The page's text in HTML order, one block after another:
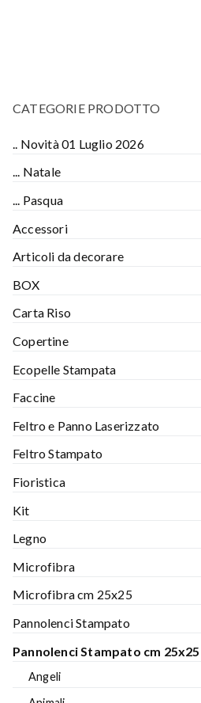
CATEGORIE PRODOTTO
.. Novità 01 Luglio 2026
... Natale
... Pasqua
Accessori
Articoli da decorare
BOX
Carta Riso
Copertine
Ecopelle Stampata
Faccine
Feltro e Panno Laserizzato
Feltro Stampato
Fioristica
Kit
Legno
Microfibra
Microfibra cm 25x25
Pannolenci Stampato
Pannolenci Stampato cm 25x25
Angeli